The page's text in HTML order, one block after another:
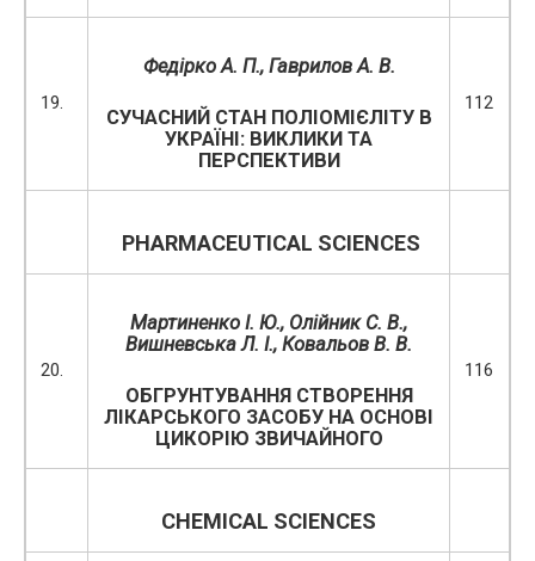
19.
Федірко А. П., Гаврилов А. В.
СУЧАСНИЙ СТАН ПОЛІОМІЄЛІТУ В
УКРАЇНІ: ВИКЛИКИ ТА
ПЕРСПЕКТИВИ
112
PHARMACEUTICAL SCIENCES
20.
Мартиненко І. Ю., Олійник С. В.,
Вишневська Л. І., Ковальов В. В.
ОБГРУНТУВАННЯ СТВОРЕННЯ
ЛІКАРСЬКОГО ЗАСОБУ НА ОСНОВІ
ЦИКОРІЮ ЗВИЧАЙНОГО
116
CHEMICAL SCIENCES